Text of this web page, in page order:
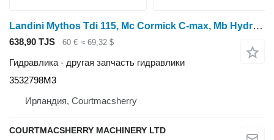
Landini Mythos Tdi 115, Mc Cormick C-max, Mb Hydraulic Linkage Support 3 3532798M3 для трактора колесного
638,90 TJS 60 € ≈ 69,32 $
Гидравлика - другая запчасть гидравлики
3532798M3
Ирландия, Courtmacsherry
COURTMACSHERRY MACHINERY LTD